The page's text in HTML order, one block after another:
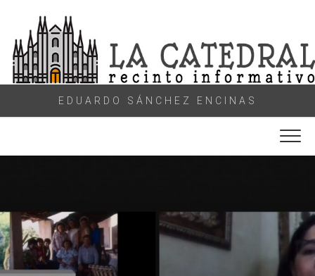
content
EDUARDO SÁNCHEZ ENCINAS